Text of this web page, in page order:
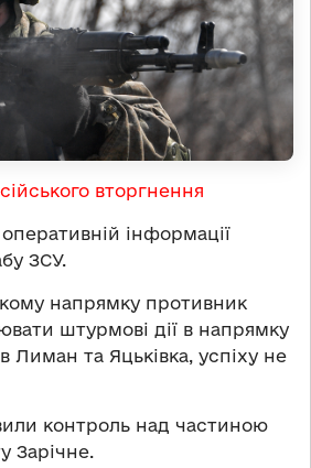
вторгнення
оперативній інформації
ЗСУ.
напрямку противник
штурмові дії в напрямку
Лиман та Яцьківка, успіху не
контроль над частиною
Зарічне.